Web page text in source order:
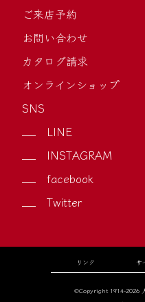
ご来店予約
お問い合わせ
カタログ請求
オンラインショップ
SNS
LINE
INSTAGRAM
facebook
Twitter
リンク サ
©Copyright 1914-2026